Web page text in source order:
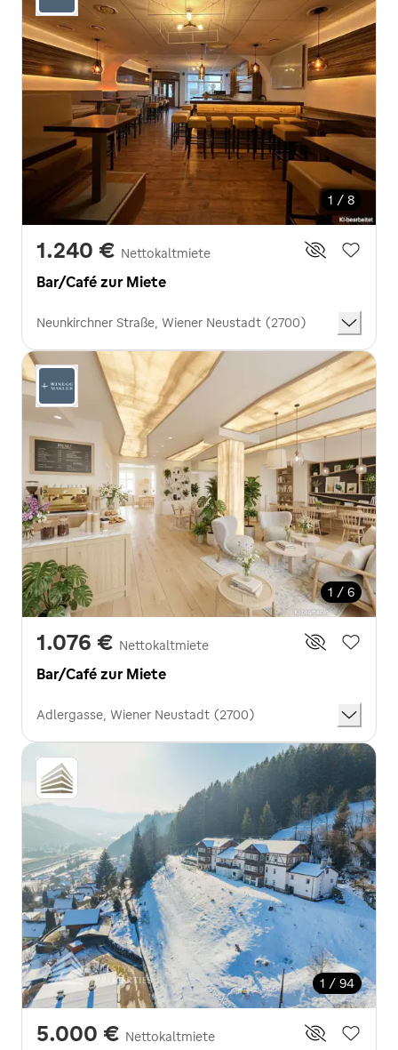
1 / 8
1.240 € Nettokaltmiete
Bar/Café zur Miete
Neunkirchner Straße, Wiener Neustadt (2700)
1 / 6
1.076 € Nettokaltmiete
Bar/Café zur Miete
Adlergasse, Wiener Neustadt (2700)
1 / 94
5.000 € Nettokaltmiete